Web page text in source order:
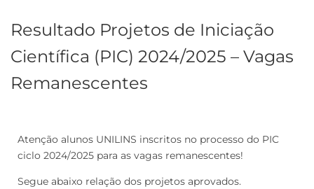
Resultado Projetos de Iniciação
Científica (PIC) 2024/2025 – Vagas
Remanescentes
Atenção alunos UNILINS inscritos no processo do PIC
ciclo 2024/2025 para as vagas remanescentes!
Segue abaixo relação dos projetos aprovados.